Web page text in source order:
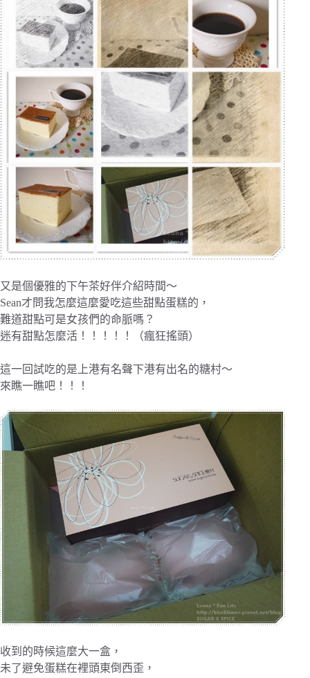
又是個優雅的下午茶好伴介紹時間～
Sean才問我怎麼這麼愛吃這些甜點蛋糕的，
難道甜點可是女孩們的命脈嗎？
迷有甜點怎麼活！！！！！（瘋狂搖頭）
這一回試吃的是上港有名聲下港有出名的糖村～
來瞧一瞧吧！！！
收到的時候這麼大一盒，
未了避免蛋糕在裡頭東倒西歪，